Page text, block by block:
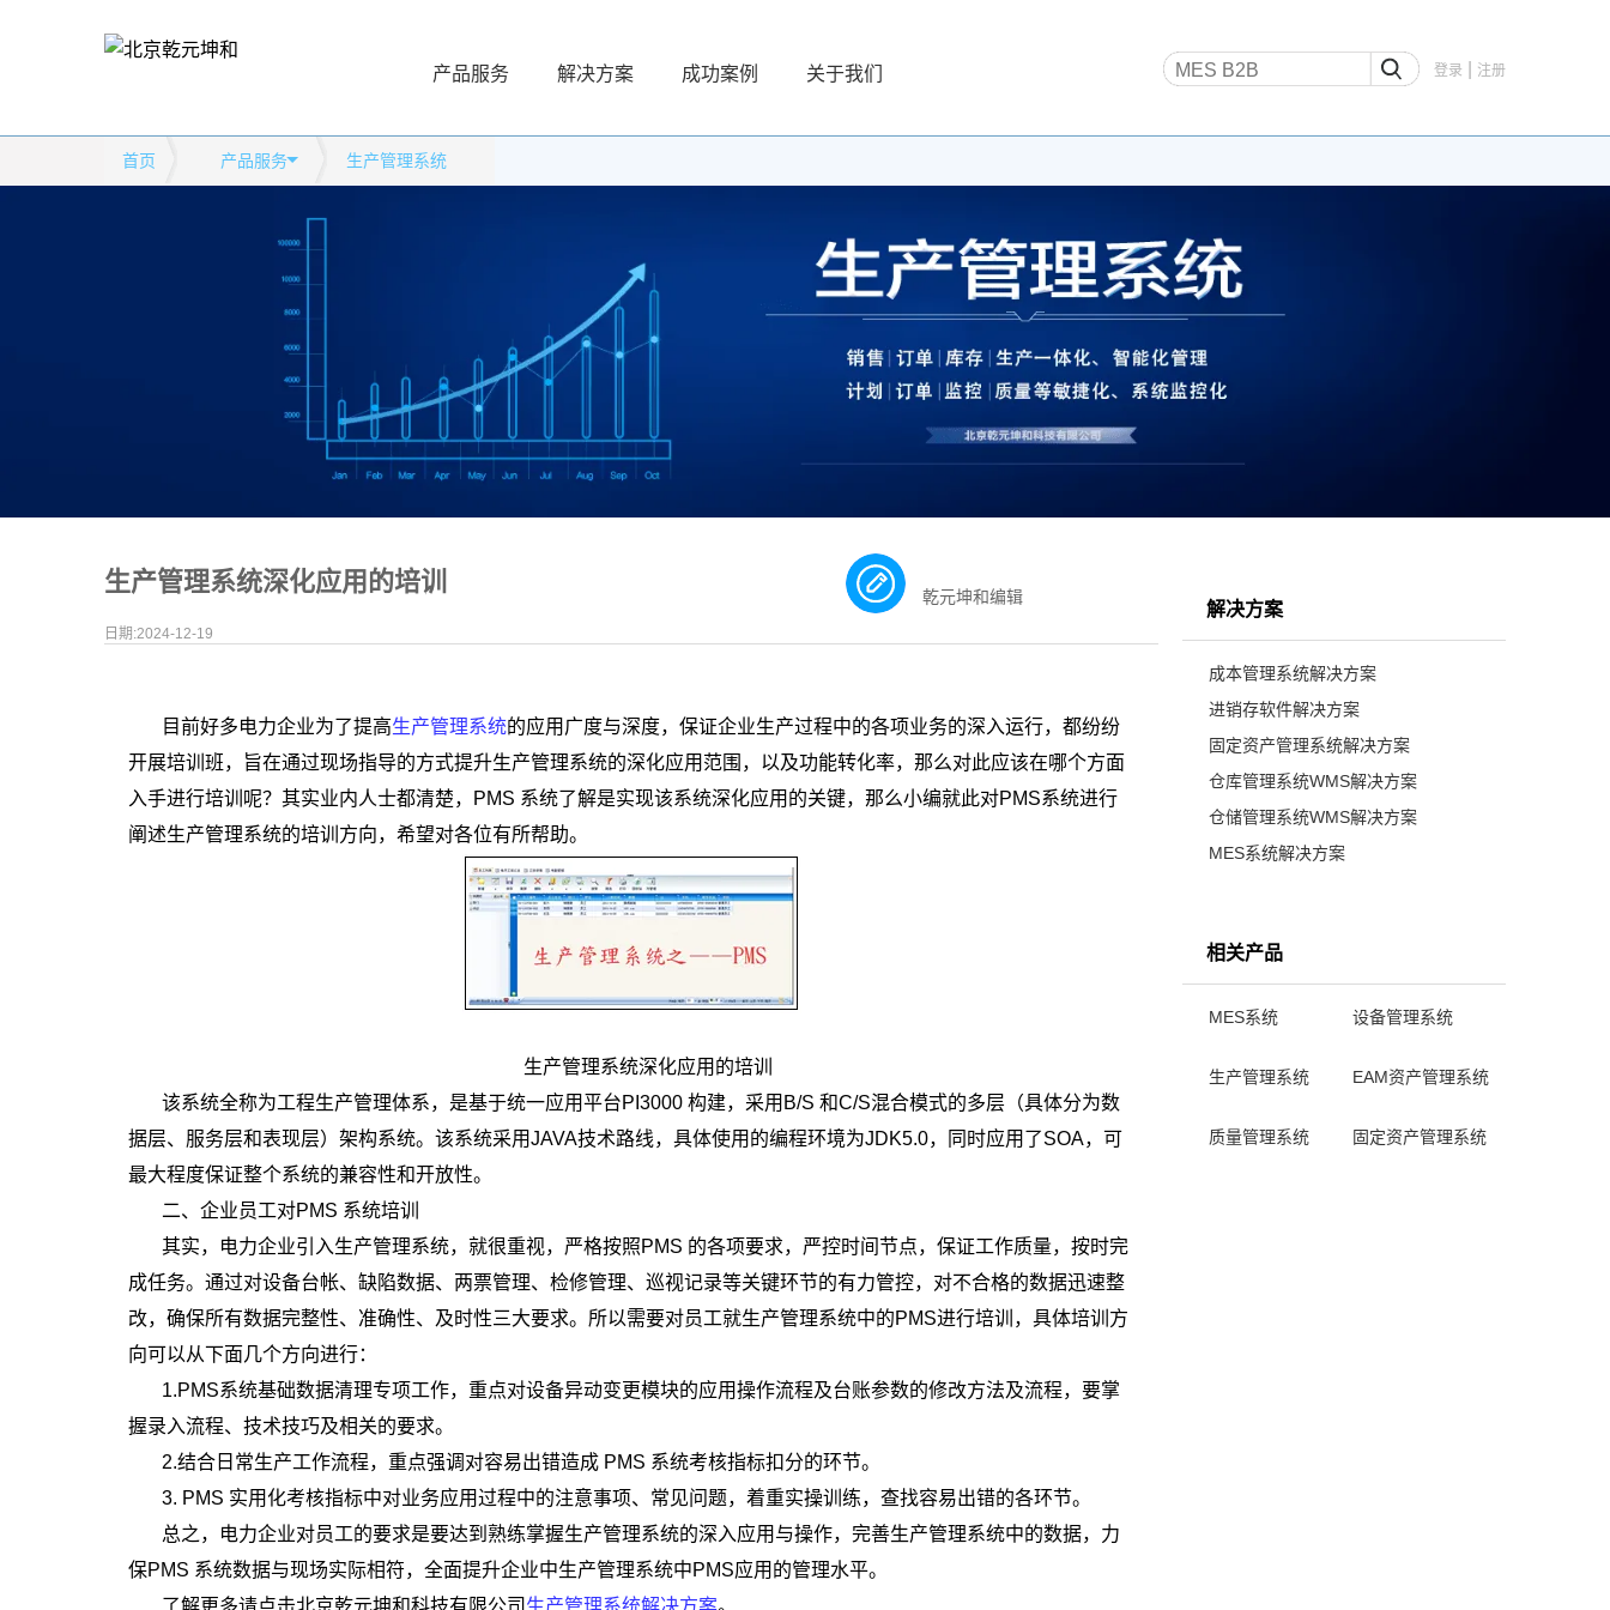
产品服务 解决方案 成功案例 关于我们 登录 注册
首页 产品服务 生产管理系统
生产管理系统深化应用的培训
日期:2024-12-19
乾元坤和编辑
目前好多电力企业为了提高生产管理系统的应用广度与深度，保证企业生产过程中的各项业务的深入运行，都纷纷
开展培训班，旨在通过现场指导的方式提升生产管理系统的深化应用范围，以及功能转化率，那么对此应该在哪个方面
入手进行培训呢？其实业内人士都清楚，PMS 系统了解是实现该系统深化应用的关键，那么小编就此对PMS系统进行
阐述生产管理系统的培训方向，希望对各位有所帮助。
生产管理系统深化应用的培训
该系统全称为工程生产管理体系，是基于统一应用平台PI3000 构建，采用B/S 和C/S混合模式的多层（具体分为数
据层、服务层和表现层）架构系统。该系统采用JAVA技术路线，具体使用的编程环境为JDK5.0，同时应用了SOA，可
最大程度保证整个系统的兼容性和开放性。
二、企业员工对PMS 系统培训
其实，电力企业引入生产管理系统，就很重视，严格按照PMS 的各项要求，严控时间节点，保证工作质量，按时完
成任务。通过对设备台帐、缺陷数据、两票管理、检修管理、巡视记录等关键环节的有力管控，对不合格的数据迅速整
改，确保所有数据完整性、准确性、及时性三大要求。所以需要对员工就生产管理系统中的PMS进行培训，具体培训方
向可以从下面几个方向进行：
1.PMS系统基础数据清理专项工作，重点对设备异动变更模块的应用操作流程及台账参数的修改方法及流程，要掌
握录入流程、技术技巧及相关的要求。
2.结合日常生产工作流程，重点强调对容易出错造成 PMS 系统考核指标扣分的环节。
3. PMS 实用化考核指标中对业务应用过程中的注意事项、常见问题，着重实操训练，查找容易出错的各环节。
总之，电力企业对员工的要求是要达到熟练掌握生产管理系统的深入应用与操作，完善生产管理系统中的数据，力
保PMS 系统数据与现场实际相符，全面提升企业中生产管理系统中PMS应用的管理水平。
解决方案
成本管理系统解决方案
进销存软件解决方案
固定资产管理系统解决方案
仓库管理系统WMS解决方案
仓储管理系统WMS解决方案
MES系统解决方案
相关产品
MES系统 设备管理系统
生产管理系统 EAM资产管理系统
质量管理系统 固定资产管理系统